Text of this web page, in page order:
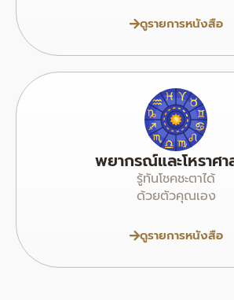
ดูรายการหนังสือ
พยากรณ์และโหราศ
รู้ทันโชคชะตาได้
ด้วยตัวคุณเอง
ดูรายการหนังสือ